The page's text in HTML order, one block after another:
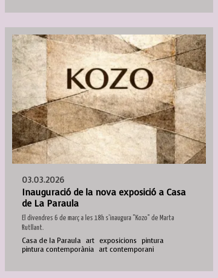
03.03.2026
Inauguració de la nova exposició a Casa
de La Paraula
El divendres 6 de març a les 18h s'inaugura "Kozo" de Marta
Rutllant.
Casa de la Paraula art exposicions pintura
pintura contemporània art contemporani